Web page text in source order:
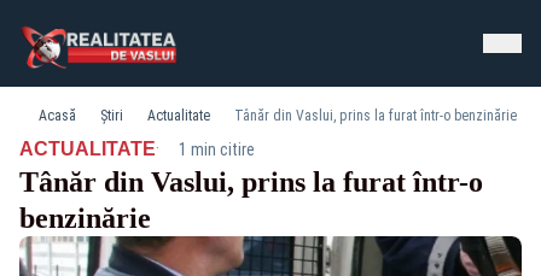
Acasă Știri Actualitate Tânăr din Vaslui, prins la furat într-o benzinărie
ACTUALITATE· 1 min citire
Tânăr din Vaslui, prins la furat într-o
benzinărie